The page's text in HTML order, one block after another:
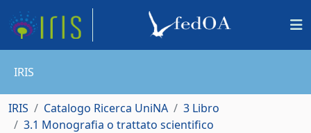
IRIS
IRIS Catalogo Ricerca UniNA
3 Libro
3.1 Monografia o trattato scientifico